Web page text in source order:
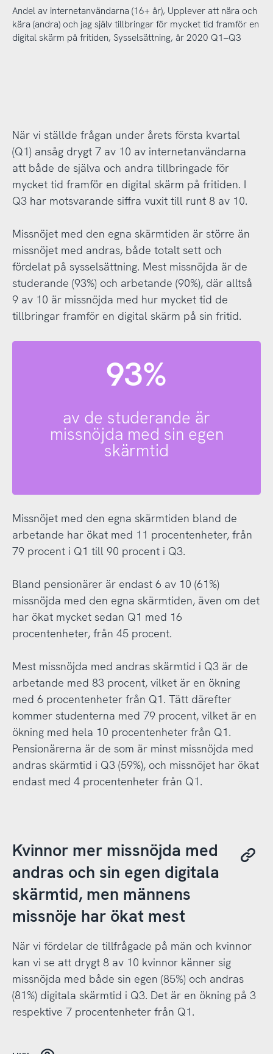
Andel av internetanvändarna (16+ år), Upplever att nära och
kära (andra) och jag själv tillbringar för mycket tid framför en
digital skärm på fritiden, Sysselsättning, år 2020 Q1–Q3
När vi ställde frågan under årets första kvartal
(Q1) ansåg drygt 7 av 10 av internetanvändarna
att både de själva och andra tillbringade för
mycket tid framför en digital skärm på fritiden. I
Q3 har motsvarande siffra vuxit till runt 8 av 10.
Missnöjet med den egna skärmtiden är större än
missnöjet med andras, både totalt sett och
fördelat på sysselsättning. Mest missnöjda är de
studerande (93%) och arbetande (90%), där alltså
9 av 10 är missnöjda med hur mycket tid de
tillbringar framför en digital skärm på sin fritid.
93%
av de studerande är
missnöjda med sin egen
skärmtid
Missnöjet med den egna skärmtiden bland de
arbetande har ökat med 11 procentenheter, från
79 procent i Q1 till 90 procent i Q3.
Bland pensionärer är endast 6 av 10 (61%)
missnöjda med den egna skärmtiden, även om det
har ökat mycket sedan Q1 med 16
procentenheter, från 45 procent.
Mest missnöjda med andras skärmtid i Q3 är de
arbetande med 83 procent, vilket är en ökning
med 6 procentenheter från Q1. Tätt därefter
kommer studenterna med 79 procent, vilket är en
ökning med hela 10 procentenheter från Q1.
Pensionärerna är de som är minst missnöjda med
andras skärmtid i Q3 (59%), och missnöjet har ökat
endast med 4 procentenheter från Q1.
Kvinnor mer missnöjda med
andras och sin egen digitala
skärmtid, men männens
missnöje har ökat mest
När vi fördelar de tillfrågade på män och kvinnor
kan vi se att drygt 8 av 10 kvinnor känner sig
missnöjda med både sin egen (85%) och andras
(81%) digitala skärmtid i Q3. Det är en ökning på 3
respektive 7 procentenheter från Q1.